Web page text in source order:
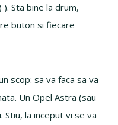
Sta bine la drum,
buton si fiecare
scop: sa va faca sa va
Un Opel Astra (sau
Stiu, la inceput vi se va